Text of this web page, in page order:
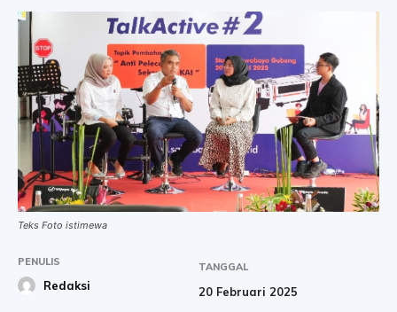
Teks Foto istimewa
PENULIS
Redaksi
TANGGAL
20 Februari 2025